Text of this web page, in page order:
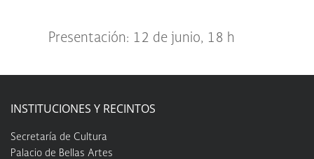
Presentación: 12 de junio, 18 h
INSTITUCIONES Y RECINTOS
Secretaría de Cultura
Palacio de Bellas Artes